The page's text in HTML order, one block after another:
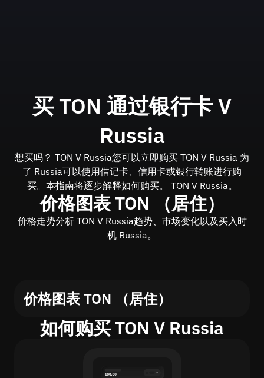
买 TON 通过银行卡V
Russia
想买吗？ TON V Russia您可以立即购买 TON V Russia 为
了 Russia可以使用借记卡、信用卡或银行转账进行购
买。本指南将逐步解释如何购买。 TON V Russia。
价格图表 TON （居住）
价格走势分析 TON V Russia趋势、市场变化以及买入时
机 Russia。
价格图表 TON （居住）
如何购买 TON V Russia